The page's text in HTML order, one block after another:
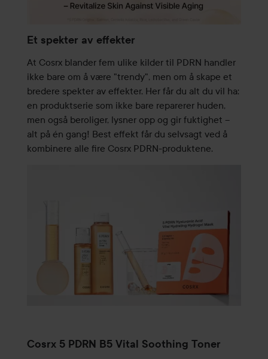
Et spekter av effekter
At Cosrx blander fem ulike kilder til PDRN handler
ikke bare om å være "trendy", men om å skape et
bredere spekter av effekter. Her får du alt du vil ha:
en produktserie som ikke bare reparerer huden,
men også beroliger, lysner opp og gir fuktighet –
alt på én gang! Best effekt får du selvsagt ved å
kombinere alle fire Cosrx PDRN-produktene.
Cosrx 5 PDRN B5 Vital Soothing Toner